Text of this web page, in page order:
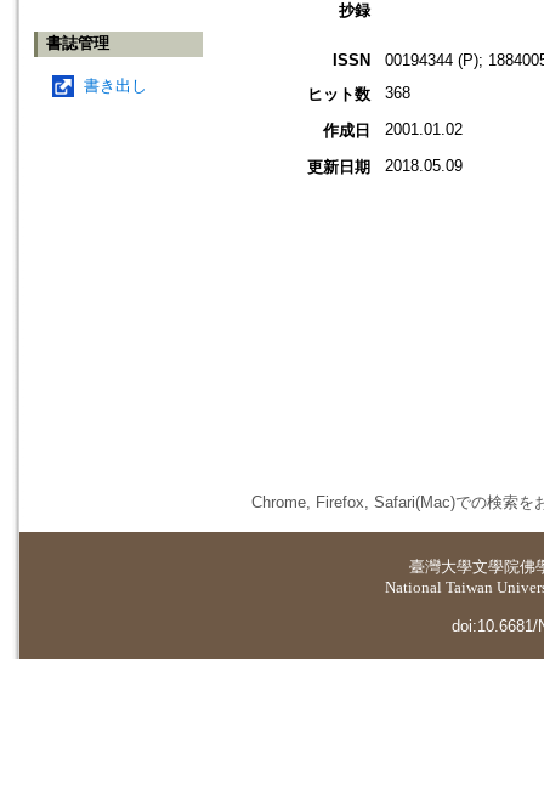
書誌管理
書き出し
抄録
ISSN
00194344 (P);
ヒット数
368
作成日 2001.01.02
更新日期 2018.05.09
Chrome, Firefox, Safari(Mac)での検索を
臺灣大學文學院佛
National Taiwan
doi:10.6681/